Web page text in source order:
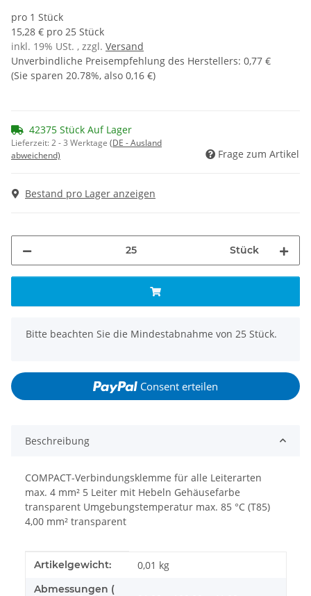
pro 1 Stück
15,28 € pro 25 Stück
inkl. 19% USt. , zzgl. Versand
Unverbindliche Preisempfehlung des Herstellers: 0,77 €
(Sie sparen 20.78%, also 0,16 €)
42375 Stück Auf Lager
Lieferzeit:2 - 3 Werktage (DE - Ausland
abweichend)
Frage zum Artikel
Bestand pro Lager anzeigen
Stück
x
Bitte beachten Sie die Mindestabnahme von 25 Stück.
Consent erteilen
Beschreibung
COMPACT-Verbindungsklemme für alle Leiterarten
max. 4 mm² 5 Leiter mit Hebeln Gehäusefarbe
transparent Umgebungstemperatur max. 85 °C (T85)
4,00 mm² transparent
Produkteigenschaft
Wert
Artikelgewicht: 0,01 kg
Abmessungen (